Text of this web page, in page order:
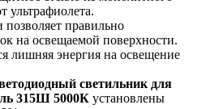
ультрафиолета.
правильно
на освещаемой поверхности.
лишняя энергия на освещение
светильник для
315Ш 5000К установлены